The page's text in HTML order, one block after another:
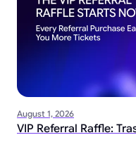
August 1, 2026
VIP Referral Raffle: